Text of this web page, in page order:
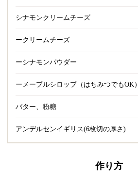
シナモンクリームチーズ
ークリームチーズ
ーシナモンパウダー
ーメープルシロップ（はちみつでもOK）
バター、粉糖
アンデルセンイギリス(6枚切の厚さ)
作り方